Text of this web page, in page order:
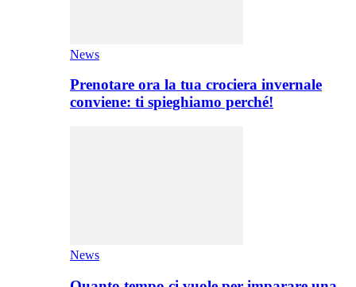
News
Prenotare ora la tua crociera invernale
conviene: ti spieghiamo perché!
News